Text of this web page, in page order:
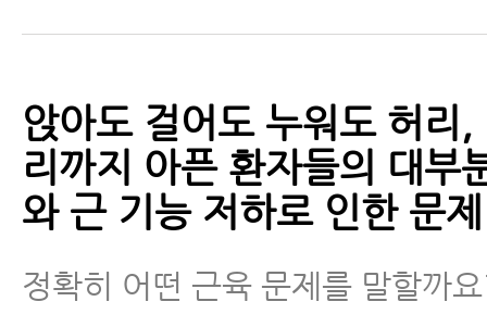
앉아도 걸어도 누워도 허리
리까지 아픈 환자들의 대부
와 근 기능 저하로 인한 문
정확히 어떤 근육 문제를 말할까